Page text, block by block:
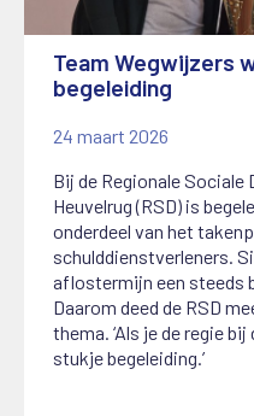
Team Wegwijzers
begeleiding
24 maart 2026
Bij de Regionale Sociale
Heuvelrug (RSD) is
onderdeel van het
schulddienstverleners.
aflostermijn een steeds
Daarom deed de RSD
thema. ‘Als je de regie
stukje begeleiding.’